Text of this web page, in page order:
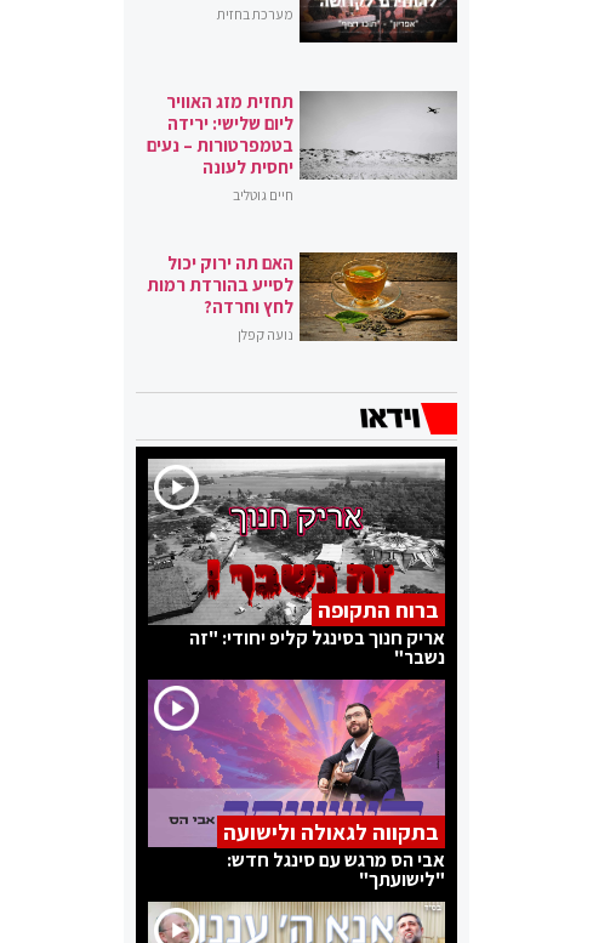
מערכת בחזית
תחזית מזג האוויר
ליום שלישי: ירידה
בטמפרטורות – נעים
יחסית לעונה
חיים גוטליב
האם תה ירוק יכול
לסייע בהורדת רמות
לחץ וחרדה?
נועה קפלן
ברוח התקופה
אריק חנוך בסינגל קליפ יחודי: "זה
נשבר"
בתקווה לגאולה ולישועה
אבי הס מרגש עם סינגל חדש:
"לישועתך"